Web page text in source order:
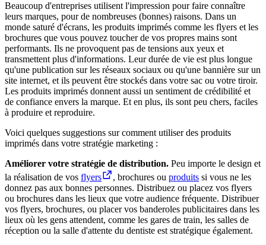
Beaucoup d'entreprises utilisent l'impression pour faire connaître
leurs marques, pour de nombreuses (bonnes) raisons. Dans un
monde saturé d'écrans, les produits imprimés comme les flyers et les
brochures que vous pouvez toucher de vos propres mains sont
performants. Ils ne provoquent pas de tensions aux yeux et
transmettent plus d'informations. Leur durée de vie est plus longue
qu'une publication sur les réseaux sociaux ou qu'une bannière sur un
site internet, et ils peuvent être stockés dans votre sac ou votre tiroir.
Les produits imprimés donnent aussi un sentiment de crédibilité et
de confiance envers la marque. Et en plus, ils sont peu chers, faciles
à produire et reproduire.
Voici quelques suggestions sur comment utiliser des produits
imprimés dans votre stratégie marketing :
Améliorer votre stratégie de distribution. Peu importe le design et
la réalisation de vos flyers , brochures ouproduits si vous ne les
donnez pas aux bonnes personnes. Distribuez ou placez vos flyers
ou brochures dans les lieux que votre audience fréquente. Distribuer
vos flyers, brochures, ou placer vos banderoles publicitaires dans les
lieux où les gens attendent, comme les gares de train, les salles de
réception ou la salle d'attente du dentiste est stratégique également.